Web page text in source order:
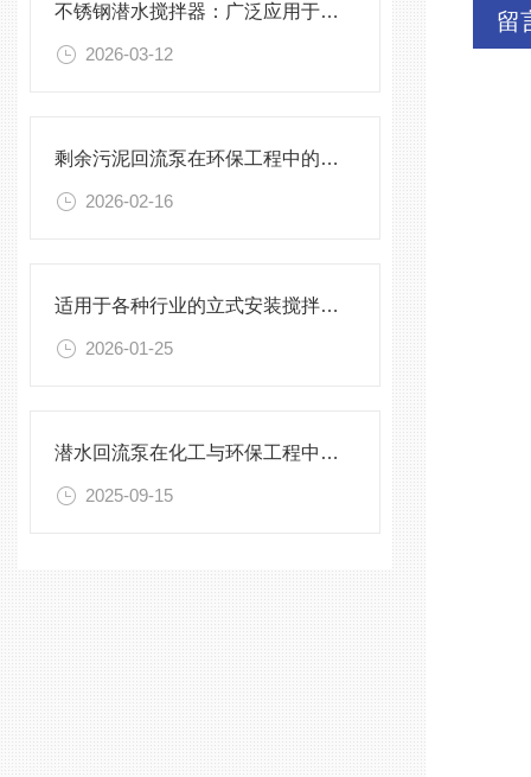
不锈钢潜水搅拌器：广泛应用于污水处理与化学工程
2026-03-12
剩余污泥回流泵在环保工程中的应用前景
2026-02-16
适用于各种行业的立式安装搅拌机选型指南
2026-01-25
潜水回流泵在化工与环保工程中的关键作用
2025-09-15
留